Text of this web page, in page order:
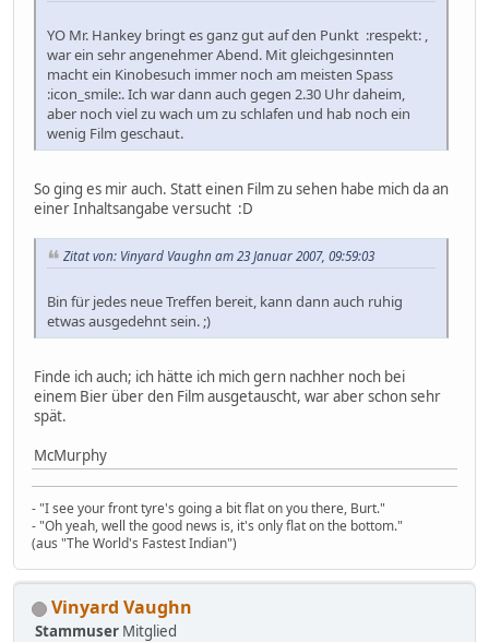
YO Mr. Hankey bringt es ganz gut auf den Punkt :respekt: ,
war ein sehr angenehmer Abend. Mit gleichgesinnten
macht ein Kinobesuch immer noch am meisten Spass
:icon_smile:. Ich war dann auch gegen 2.30 Uhr daheim,
aber noch viel zu wach um zu schlafen und hab noch ein
wenig Film geschaut.
So ging es mir auch. Statt einen Film zu sehen habe mich da an
einer Inhaltsangabe versucht :D
Zitat von: Vinyard Vaughn am 23 Januar 2007, 09:59:03
Bin für jedes neue Treffen bereit, kann dann auch ruhig
etwas ausgedehnt sein. ;)
Finde ich auch; ich hätte ich mich gern nachher noch bei
einem Bier über den Film ausgetauscht, war aber schon sehr
spät.
McMurphy
- "I see your front tyre's going a bit flat on you there, Burt."
- "Oh yeah, well the good news is, it's only flat on the bottom."
(aus "The World's Fastest Indian")
Vinyard Vaughn
Stammuser Mitglied